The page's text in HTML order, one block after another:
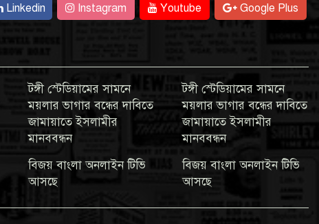
Linkedin Instagram Youtube Google Plus
টঙ্গী স্টেডিয়ামের সামনে
ময়লার ভাগার বন্ধের দাবিতে
জামায়াতে ইসলামীর
মানববন্ধন
বিজয় বাংলা অনলাইন টিভি
আসছে
টঙ্গী স্টেডিয়ামের সামনে
ময়লার ভাগার বন্ধের দাবিতে
জামায়াতে ইসলামীর
মানববন্ধন
বিজয় বাংলা অনলাইন টিভি
আসছে